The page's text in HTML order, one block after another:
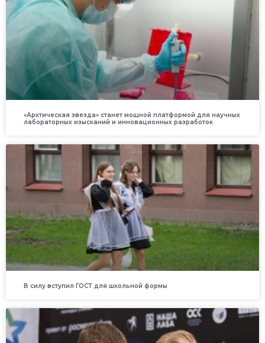
«Арктическая звезда» станет мощной платформой для научных
лабораторных изысканий и инновационных разработок
В силу вступил ГОСТ для школьной формы